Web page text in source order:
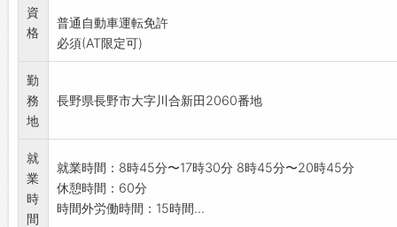
資
格
普通自動車運転免許
必須(AT限定可)
勤
務
地
長野県長野市大字川合新田2060番地
就
業
時
間
就業時間：8時45分〜17時30分 8時45分〜20時45分
休憩時間：60分
時間外労働時間：15時間...